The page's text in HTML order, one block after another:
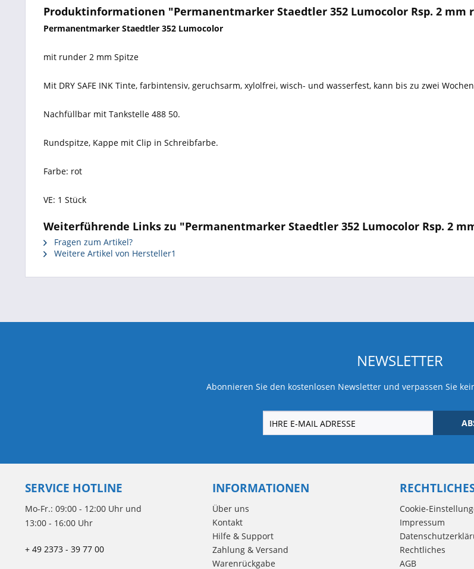
Produktinformationen "Permanentmarker Staedtler 352 Lumocolor Rsp. 2 mm
Permanentmarker Staedtler 352 Lumocolor
mit runder 2 mm Spitze
Mit DRY SAFE INK Tinte, farbintensiv, geruchsarm, xylolfrei, wisch- und wasserfest, kann bis zu zwei
Nachfüllbar mit Tankstelle 488 50.
Rundspitze, Kappe mit Clip in Schreibfarbe.
Farbe: rot
VE: 1 Stück
Weiterführende Links zu "Permanentmarker Staedtler 352 Lumocolor Rsp. 2
Fragen zum Artikel?
Weitere Artikel von Hersteller1
NEWSLETTER
Abonnieren Sie den kostenlosen Newsletter und verpassen Sie
SERVICE HOTLINE
Mo-Fr.: 09:00 - 12:00 Uhr und
13:00 - 16:00 Uhr
+ 49 2373 - 39 77 00
INFORMATIONEN
Über uns
Kontakt
Hilfe & Support
Zahlung & Versand
Warenrückgabe
Cookie-
Impressum
Rechtliches
AGB